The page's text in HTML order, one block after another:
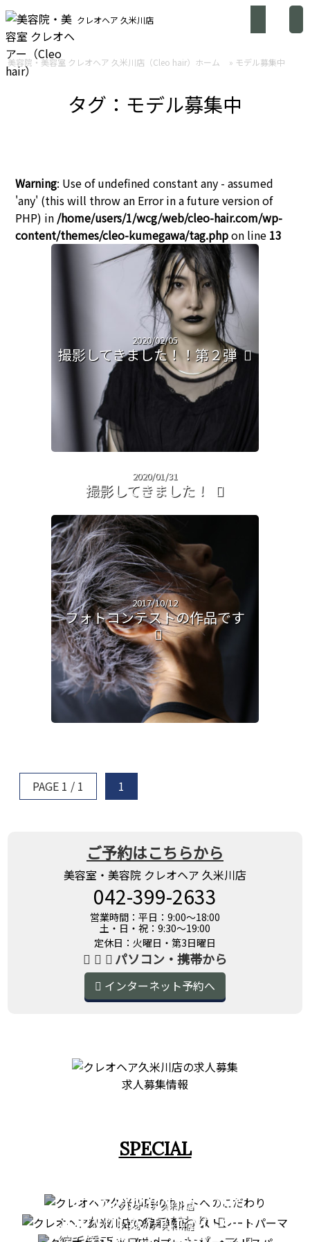
クレオヘア 久米川店
美容院・美容室 クレオヘア 久米川店（Cleo hair）ホーム » モデル募集中
タグ：モデル募集中
Warning: Use of undefined constant any - assumed
'any' (this will throw an Error in a future version of
PHP) in /home/users/1/wcg/web/cleo-hair.com/wp-
content/themes/cleo-kumegawa/tag.phpon line 13
2020/02/05
撮影してきました！！第２弾
2020/01/31
撮影してきました！
2017/10/12
フォトコンテストの作品です
PAGE 1 / 1 1
ご予約はこちらから
美容室・美容院 クレオヘア 久米川店
042-399-2633
営業時間：平日：9:00～18:00
土・日・祝：9:30～19:00
定休日：火曜日・第3日曜日
パソコン・携帯から
インターネット予約へ
求人募集情報
SPECIAL
クレオヘア 久米川店
カットへのこだわり
STRAIGHT PERM
クレオヘア 久米川店
PREMIUM HEAD SPA